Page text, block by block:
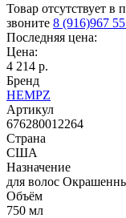
Товар отсутствует в
звоните 8 (916)967
Последняя цена:
Цена:
4 214 р.
Бренд
HEMPZ
Артикул
676280012264
Страна
США
Назначение
для волос
Объём
750 мл